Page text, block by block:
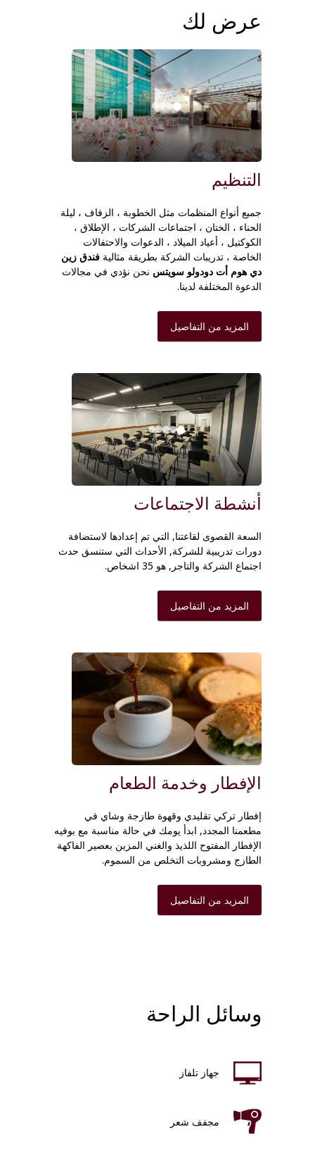
عرض لك
التنظيم
جميع أنواع المنظمات مثل الخطوبة ، الزفاف ، ليلة
الحناء ، الختان ، اجتماعات الشركات ، الإطلاق ،
الكوكتيل ، أعياد الميلاد ، الدعوات والاحتفالات
الخاصة ، تدريبات الشركة بطريقة مثالية فندق زين
دي هوم أت دودولو سويتس نحن نؤدي في مجالات
الدعوة المختلفة لدينا.
المزيد من التفاصيل
أنشطة الاجتماعات
السعة القصوى لقاعتنا, التي تم إعدادها لاستضافة
دورات تدريبية للشركة, الأحداث التي ستنسق حدث
اجتماع الشركة والتاجر, هو 35 اشخاص.
المزيد من التفاصيل
الإفطار وخدمة الطعام
إفطار تركي تقليدي وقهوة طازجة وشاي في
مطعمنا المجدد, ابدأ يومك في حالة مناسبة مع بوفيه
الإفطار المفتوح اللذيذ والغني المزين بعصير الفاكهة
الطازج ومشروبات التخلص من السموم.
المزيد من التفاصيل
وسائل الراحة
جهاز تلفاز
مجفف شعر